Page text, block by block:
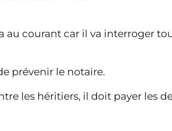
au courant car il va interroger
prévenir le notaire.
les héritiers, il doit payer les